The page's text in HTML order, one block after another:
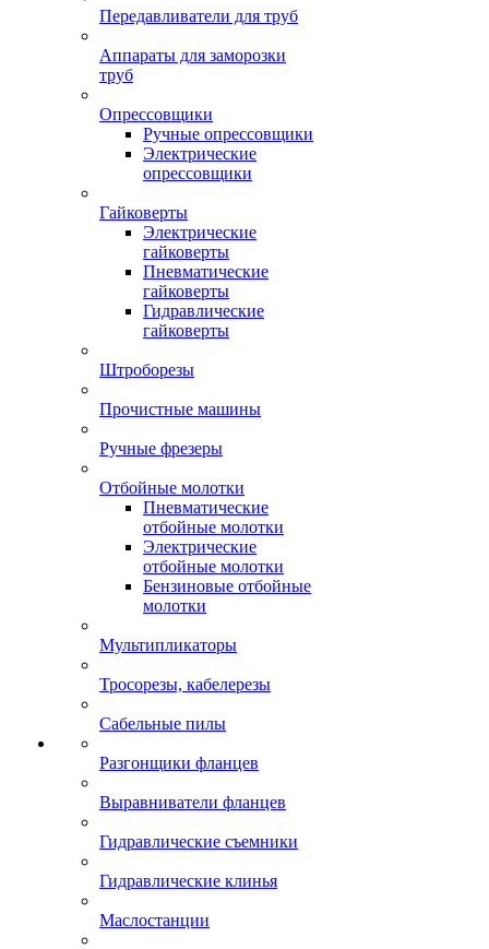
Передавливатели для труб
Аппараты для заморозки
труб
Опрессовщики
Ручные опрессовщики
Электрические
опрессовщики
Гайковерты
Электрические
гайковерты
Пневматические
гайковерты
Гидравлические
гайковерты
Штроборезы
Прочистные машины
Ручные фрезеры
Отбойные молотки
Пневматические
отбойные молотки
Электрические
отбойные молотки
Бензиновые отбойные
молотки
Мультипликаторы
Тросорезы, кабелерезы
Сабельные пилы
Разгонщики фланцев
Выравниватели фланцев
Гидравлические съемники
Гидравлические клинья
Маслостанции